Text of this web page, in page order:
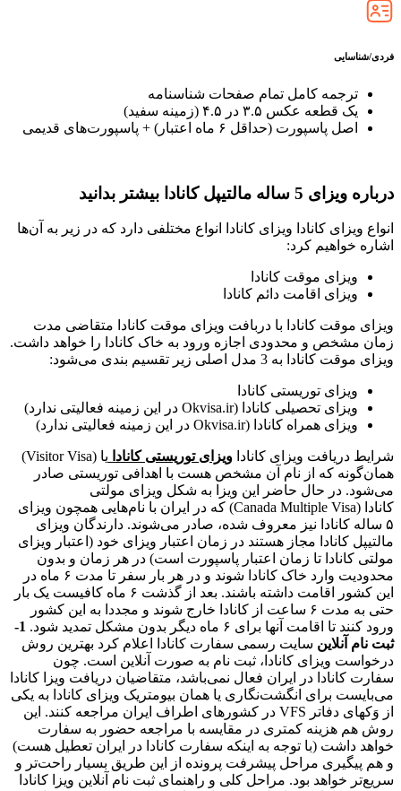
فردی/شناسایی
ترجمه کامل تمام صفحات شناسنامه
یک قطعه عکس ۳.۵ در ۴.۵ (زمینه سفید)
اصل پاسپورت (حداقل ۶ ماه اعتبار) + پاسپورت‌های قدیمی
درباره ویزای 5 ساله مالتیپل کانادا بیشتر بدانید
انواع ویزای کانادا ویزای کانادا انواع مختلفی دارد که در زیر به آن‌ها
اشاره خواهیم کرد:
ویزای موقت کانادا
ویزای اقامت دائم کانادا
ویزای موقت کانادا با دربافت ویزای موقت کانادا متقاضی مدت
زمان مشخص و محدودی اجازه ورود به خاک کانادا را خواهد داشت.
ویزای موقت کانادا به 3 مدل اصلی زیر تقسیم بندی می‌شود:
ویزای توریستی کانادا
ویزای تحصیلی کانادا (Okvisa.ir در این زمینه فعالیتی ندارد)
ویزای همراه کانادا (Okvisa.ir در این زمینه فعالیتی ندارد)
شرایط دریافت ویزای کانادا ویزای توریستی کانادا
یا (Visitor Visa)
همان‌گونه که از نام آن مشخص هست با اهدافی توریستی صادر
می‌شود. در حال حاضر این ویزا به شکل ویزای مولتی
کانادا (Canada Multiple Visa) که در ایران با نام‌هایی همچون ویزای
۵ ساله کانادا نیز معروف شده، صادر می‌شوند. دارندگان ویزای
مالتیپل کانادا مجاز هستند در زمان اعتبار ویزای خود (اعتبار ویزای
مولتی کانادا تا زمان اعتبار پاسپورت است) در هر زمان و بدون
محدودیت وارد خاک کانادا شوند و در هر بار سفر تا مدت ۶ ماه در
این کشور اقامت داشته باشند. بعد از گذشت ۶ ماه کافیست یک بار
حتی به مدت ۶ ساعت از کانادا خارج شوند و مجددا به این کشور
ورود کنند تا اقامت آنها برای ۶ ماه دیگر بدون مشکل تمدید شود.
1-
ثبت نام آنلاین سایت رسمی سفارت کانادا اعلام کرد بهترین روش
درخواست ویزای کانادا، ثبت نام به صورت آنلاین است. چون
سفارت کانادا در ایران فعال نمی‌باشد، متقاضیان دریافت ویزا کانادا
می‌بایست برای انگشت‌نگاری یا همان بیومتریک ویزای کانادا به یکی
از وَکهای دفاتر VFS در کشورهای اطراف ایران مراجعه کنند. این
روش هم هزینه کمتری در مقایسه با مراجعه حضور به سفارت
خواهد داشت (با توجه به اینکه سفارت کانادا در ایران تعطیل هست)
و هم پیگیری مراحل پیشرفت پرونده از این طریق بسیار راحت‌تر و
سریع‌تر خواهد بود. مراحل کلی و راهنمای ثبت نام آنلاین ویزا کانادا